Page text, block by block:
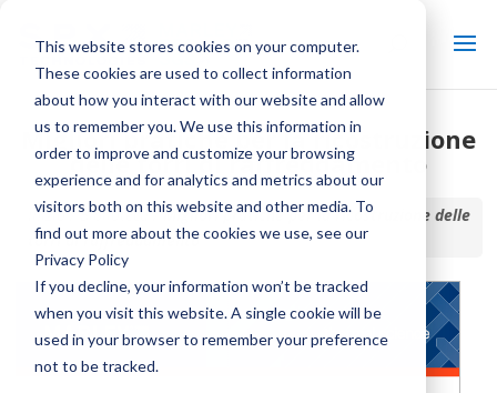
This website stores cookies on your computer.
These cookies are used to collect information
about how you interact with our website and allow
us to remember you. We use this information in
order to improve and customize your browsing
experience and for analytics and metrics about our
visitors both on this website and other media. To
find out more about the cookies we use, see our
Privacy Policy
If you decline, your information won’t be tracked
when you visit this website. A single cookie will be
used in your browser to remember your preference
not to be tracked.
Migliori pratiche per la ricostruzione
delle torri di raffreddamento
Inizio / Biblioteca /Migliori pratiche per la ricostruzione delle
torri di raffreddamento